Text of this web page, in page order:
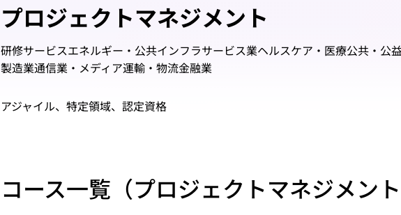
プロジェクトマネジメント
研修サービスエネルギー・公共インフラサービス業ヘルスケア・医療公共・公
製造業通信業・メディア運輸・物流金融業
アジャイル、特定領域、認定資格
コース一覧（プロジェクトマネジメント